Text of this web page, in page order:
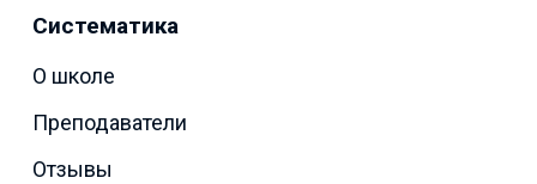
Систематика
О школе
Преподаватели
Отзывы